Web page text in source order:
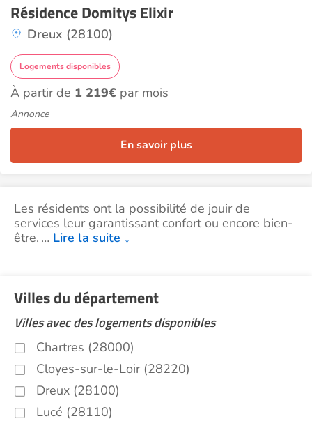
Résidence Domitys Elixir
Dreux (28100)
Logements disponibles
À partir de 1 219€ par mois
Annonce
En savoir plus
Les résidents ont la possibilité de jouir de
services leur garantissant confort ou encore bien-
être. … Lire la suite ↓
Villes du département
Villes avec des logements disponibles
Chartres (28000)
Cloyes-sur-le-Loir (28220)
Dreux (28100)
Lucé (28110)